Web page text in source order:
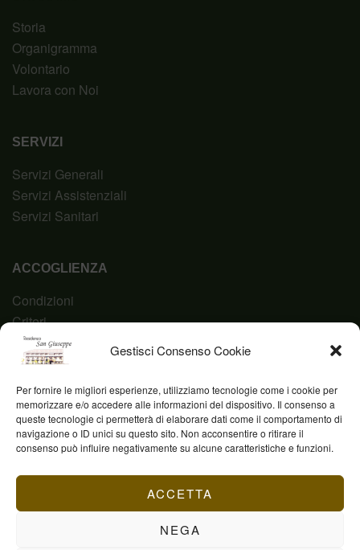
Gestisci Consenso Cookie
Per fornire le migliori esperienze, utilizziamo tecnologie come i cookie per
memorizzare e/o accedere alle informazioni del dispositivo. Il consenso a
queste tecnologie ci permetterà di elaborare dati come il comportamento di
navigazione o ID unici su questo sito. Non acconsentire o ritirare il
consenso può influire negativamente su alcune caratteristiche e funzioni.
ACCETTA
NEGA
Storia
Organigramma
Volontario
Lavora con Noi
SERVIZI
Servizi Generali
Servizi Assistenziali
Servizi Sanitari
ACCOGLIENZA
Condizioni
Criteri
Domanda
Codice Etico
Fond. Casa San Giuseppe ETS © 2023 | P.IVA